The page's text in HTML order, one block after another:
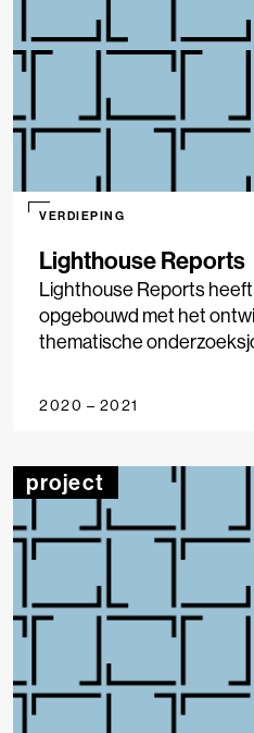
Lighthouse Reports
VERDIEPING
Lighthouse Reports
opgebouwd met het
thematische
intelligence.
2020 – 2021
project